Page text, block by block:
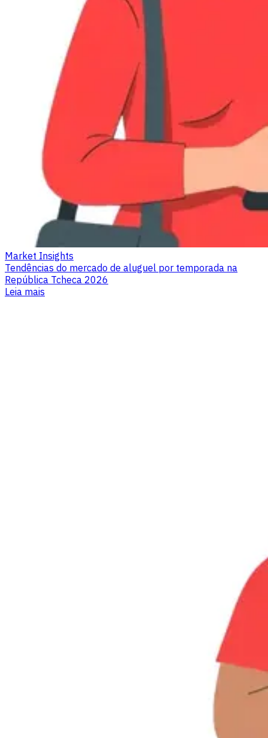
Market Insights
Tendências do mercado de aluguel por temporada na
República Tcheca 2026
Leia mais